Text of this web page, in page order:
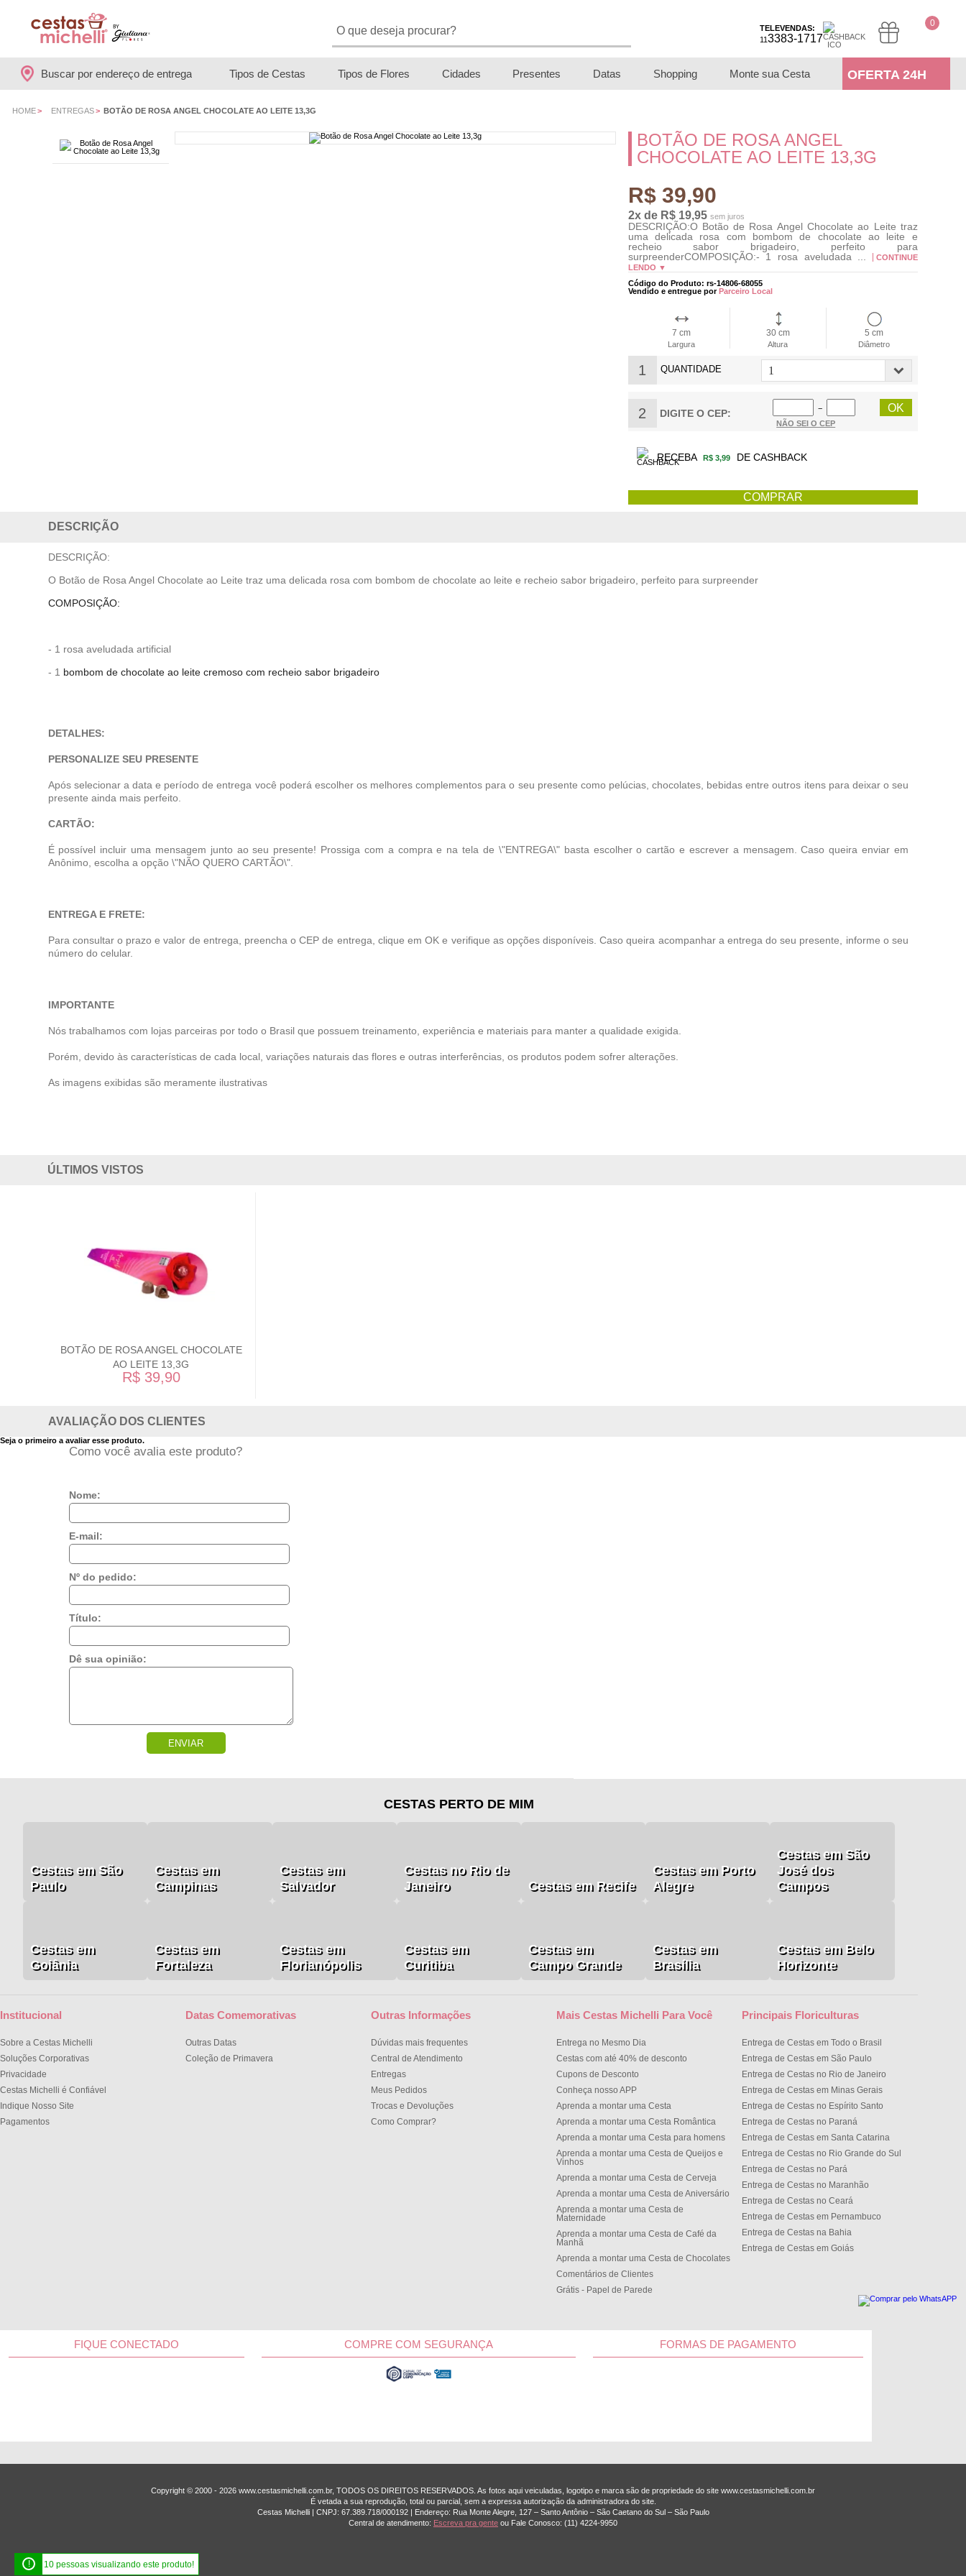
0
TELEVENDAS:
113383-1717
Buscar por endereço de entrega Tipos de Cestas Tipos de Flores Cidades Presentes Datas Shopping Monte sua Cesta OFERTA 24H
HOME> ENTREGAS> BOTÃO DE ROSA ANGEL CHOCOLATE AO LEITE 13,3G
BOTÃO DE ROSA ANGEL
CHOCOLATE AO LEITE 13,3G
R$ 39,90
2x de R$ 19,95 sem juros
DESCRIÇÃO:O Botão de Rosa Angel Chocolate ao Leite traz
uma delicada rosa com bombom de chocolate ao leite e
recheio sabor brigadeiro, perfeito para
surpreenderCOMPOSIÇÃO:- 1 rosa aveludada ...
CONTINUE
LENDO ▼
Código do Produto: rs-14806-68055
Vendido e entregue porParceiro Local
7 cm
Largura
30 cm
Altura
5 cm
Diâmetro
1 QUANTIDADE
2 DIGITE O CEP:
−
NÃO SEI O CEP
RECEBA R$ 3,99 DE CASHBACK
DESCRIÇÃO
DESCRIÇÃO:
O Botão de Rosa Angel Chocolate ao Leite traz uma delicada rosa com bombom de chocolate ao leite e recheio sabor brigadeiro, perfeito para surpreender
COMPOSIÇÃO:
- 1 rosa aveludada artificial
- 1 bombom de chocolate ao leite cremoso com recheio sabor brigadeiro
DETALHES:
PERSONALIZE SEU PRESENTE
Após selecionar a data e período de entrega você poderá escolher os melhores complementos para o seu presente como pelúcias, chocolates, bebidas entre outros itens para deixar o seu
presente ainda mais perfeito.
CARTÃO:
É possível incluir uma mensagem junto ao seu presente! Prossiga com a compra e na tela de \"ENTREGA\" basta escolher o cartão e escrever a mensagem. Caso queira enviar em
Anônimo, escolha a opção \"NÃO QUERO CARTÃO\".
ENTREGA E FRETE:
Para consultar o prazo e valor de entrega, preencha o CEP de entrega, clique em OK e verifique as opções disponíveis. Caso queira acompanhar a entrega do seu presente, informe o seu
número do celular.
IMPORTANTE
Nós trabalhamos com lojas parceiras por todo o Brasil que possuem treinamento, experiência e materiais para manter a qualidade exigida.
Porém, devido às características de cada local, variações naturais das flores e outras interferências, os produtos podem sofrer alterações.
As imagens exibidas são meramente ilustrativas
ÚLTIMOS VISTOS
BOTÃO DE ROSA ANGEL CHOCOLATE
AO LEITE 13,3G
R$ 39,90
AVALIAÇÃO DOS CLIENTES
Seja o primeiro a avaliar esse produto.
Como você avalia este produto?
Nome:
E-mail:
Nº do pedido:
Título:
Dê sua opinião:
ENVIAR
CESTAS PERTO DE MIM
Cestas em São
Paulo
Cestas em
Campinas
Cestas em
Salvador
Cestas no Rio de
Janeiro
Cestas em Recife
Cestas em Porto
Alegre
Cestas em São
José dos
Campos
Cestas em
Goiânia
Cestas em
Fortaleza
Cestas em
Florianópolis
Cestas em
Curitiba
Cestas em
Campo Grande
Cestas em
Brasília
Cestas em Belo
Horizonte
Institucional
Sobre a Cestas Michelli
Soluções Corporativas
Privacidade
Cestas Michelli é Confiável
Indique Nosso Site
Pagamentos
Datas Comemorativas
Outras Datas
Coleção de Primavera
Outras Informações
Dúvidas mais frequentes
Central de Atendimento
Entregas
Meus Pedidos
Trocas e Devoluções
Como Comprar?
Mais Cestas Michelli Para Você
Entrega no Mesmo Dia
Cestas com até 40% de desconto
Cupons de Desconto
Conheça nosso APP
Aprenda a montar uma Cesta
Aprenda a montar uma Cesta Romântica
Aprenda a montar uma Cesta para homens
Aprenda a montar uma Cesta de Queijos e
Vinhos
Aprenda a montar uma Cesta de Cerveja
Aprenda a montar uma Cesta de Aniversário
Aprenda a montar uma Cesta de
Maternidade
Aprenda a montar uma Cesta de Café da
Manh
Aprenda a montar uma Cesta de Chocolates
Comentários de Clientes
Grátis - Papel de Parede
Principais Floriculturas
Entrega de Cestas em Todo o Brasil
Entrega de Cestas em São Paulo
Entrega de Cestas no Rio de Janeiro
Entrega de Cestas em Minas Gerais
Entrega de Cestas no Espírito Santo
Entrega de Cestas no Paran
Entrega de Cestas em Santa Catarina
Entrega de Cestas no Rio Grande do Sul
Entrega de Cestas no Par
Entrega de Cestas no Maranhão
Entrega de Cestas no Cear
Entrega de Cestas em Pernambuco
Entrega de Cestas na Bahia
Entrega de Cestas em Goiás
FIQUE CONECTADO COMPRE COM SEGURANÇA FORMAS DE PAGAMENTO
Copyright © 2000 - ­2026 www.cestasmichelli.com.br, TODOS OS DIREITOS RESERVADOS. As fotos aqui veiculadas, logotipo e marca são de propriedade do site www.cestasmichelli.com.br
É vetada a sua reprodução, total ou parcial, sem a expressa autorização da administradora do site.
Cestas Michelli | CNPJ: 67.389.718/0001­92 | Endereço: Rua Monte Alegre, 127 – Santo Antônio – São Caetano do Sul – São Paulo
Central de atendimento: Escreva pra gente ou Fale Conosco: (11) 4224-9950
! 10 pessoas visualizando este produto!